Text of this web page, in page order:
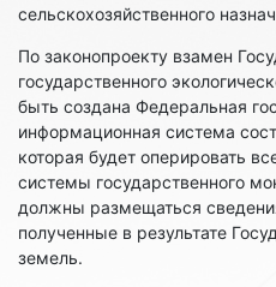
сельскохозяйственного
По законопроекту взамен
государственного
быть создана Федеральная
информационная система
которая будет оперировать
системы государственного
должны размещаться
полученные в результате
земель.